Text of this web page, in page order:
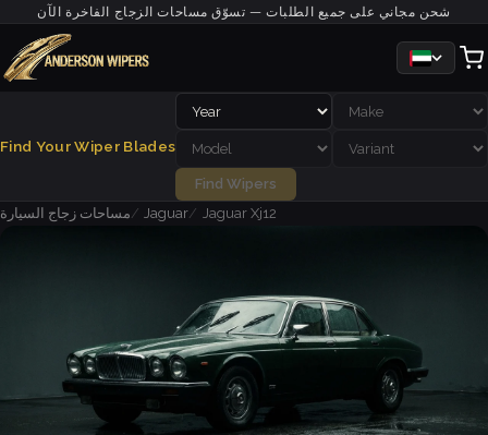
شحن مجاني على جميع الطلبات — تسوّق مساحات الزجاج الفاخرة الآن
Find Your Wiper Blades
Find Wipers
مساحات زجاج السيارة
Jaguar Jaguar Xj12